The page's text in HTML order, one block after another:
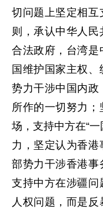
切问题上坚定相互
则，承认中华人
合法政府，台湾是
国维护国家主权
势力干涉中国内政
所作的一切努力
场，支持中方在“
力，坚定认为香
部势力干涉香港事
支持中方在涉疆问
人权问题，而是反